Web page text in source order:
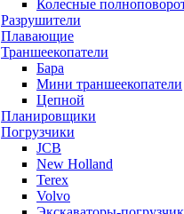
Колесные
Разрушители
Плавающие
Траншеекопатели
Бара
Мини траншеекопатели
Цепной
Планировщики
Погрузчики
JCB
New Holland
Terex
Volvo